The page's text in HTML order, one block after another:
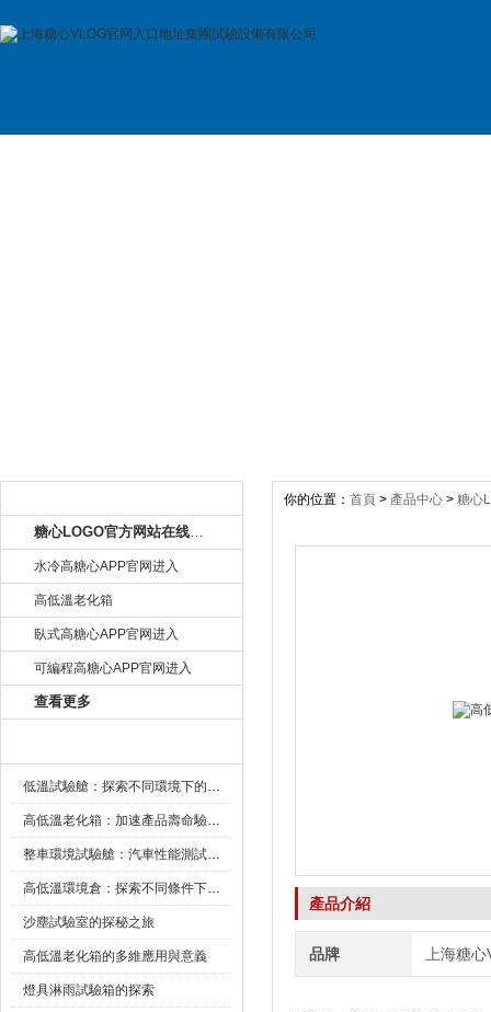
糖心LOGO官方网站在线观看
水冷高糖心APP官网进入
高低溫老化箱
臥式高糖心APP官网进入
可編程高糖心APP官网进入
查看更多
低溫試驗艙：探索不同環境下的科技邊界
高低溫老化箱：加速產品壽命驗證的可靠夥伴
整車環境試驗艙：汽車性能測試的設備
高低溫環境倉：探索不同條件下的科學奧秘
沙塵試驗室的探秘之旅
高低溫老化箱的多維應用與意義
燈具淋雨試驗箱的探索
你的位置： 首頁 > 產品中心 > 糖心
產品介紹
品牌 上海糖